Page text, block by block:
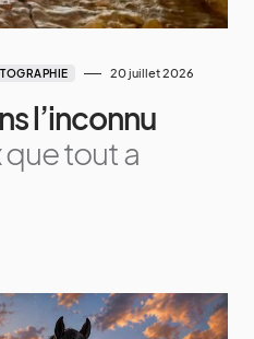
20 juillet 2026
l’inconnu
que tout a